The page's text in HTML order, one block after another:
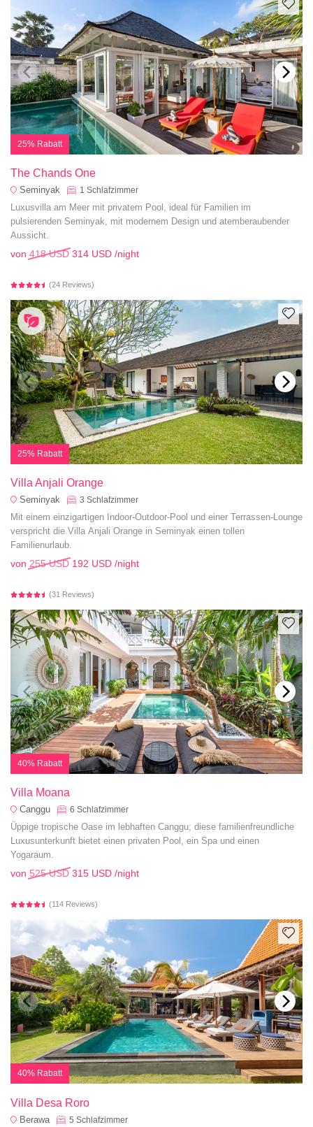
25% Rabatt
The Chands One
Seminyak 1 Schlafzimmer
Luxusvilla am Meer mit privatem Pool, ideal für Familien im
pulsierenden Seminyak, mit modernem Design und atemberaubender
Aussicht.
von 418 USD 314 USD /night
(24 Reviews)
25% Rabatt
Villa Anjali Orange
Seminyak 3 Schlafzimmer
Mit einem einzigartigen Indoor-Outdoor-Pool und einer Terrassen-Lounge
verspricht die Villa Anjali Orange in Seminyak einen tollen
Familienurlaub.
von 255 USD 192 USD /night
(31 Reviews)
40% Rabatt
Villa Moana
Canggu 6 Schlafzimmer
Üppige tropische Oase im lebhaften Canggu; diese familienfreundliche
Luxusunterkunft bietet einen privaten Pool, ein Spa und einen
Yogaraum.
von 525 USD 315 USD /night
(114 Reviews)
40% Rabatt
Villa Desa Roro
Berawa 5 Schlafzimmer